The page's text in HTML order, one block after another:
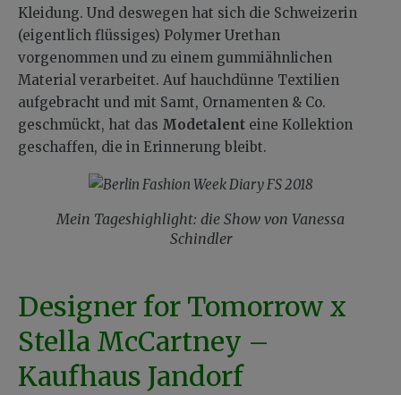
Kleidung. Und deswegen hat sich die Schweizerin
(eigentlich flüssiges) Polymer Urethan
vorgenommen und zu einem gummiähnlichen
Material verarbeitet. Auf hauchdünne Textilien
aufgebracht und mit Samt, Ornamenten & Co.
geschmückt, hat das Modetalent eine Kollektion
geschaffen, die in Erinnerung bleibt.
Mein Tageshighlight: die Show von Vanessa
Schindler
Designer for Tomorrow x
Stella McCartney –
Kaufhaus Jandorf